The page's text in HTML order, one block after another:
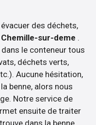
des déchets,
sur-deme .
le conteneur tous
déchets verts,
Aucune hésitation,
benne, alors nous
Notre service de
ensuite de traiter